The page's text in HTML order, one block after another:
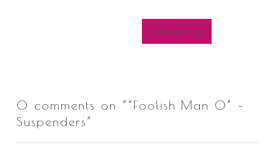
Ausführung wählen
0 comments on “ “Foolish Man O” –
Suspenders”